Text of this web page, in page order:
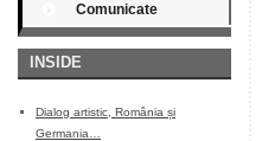
Comunicate
INSIDE
Dialog artistic, România și
Germania…